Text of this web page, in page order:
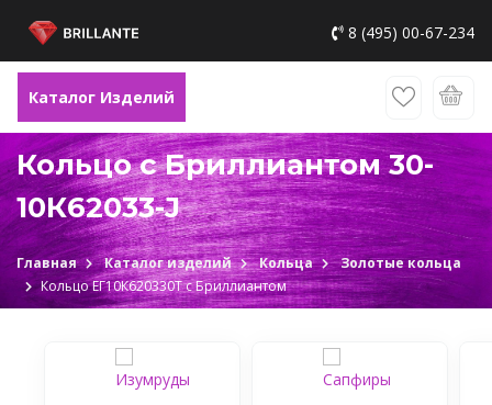
8 (495) 00-67-234
Каталог Изделий
Кольцо с Бриллиантом 30-
10К62033-J
Главная Каталог изделий Кольца
Золотые кольца
Кольцо ЕГ10К620330Т c Бриллиантом